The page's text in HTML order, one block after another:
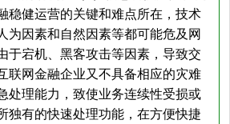
稳健运营的关键和难点所在，技术
为因素和自然因素等都可能危及网
于宕机、黑客攻击等因素，导致交
联网金融企业又不具备相应的灾难
处理能力，致使业务连续性受损或
独有的快速处理功能，在方便快捷